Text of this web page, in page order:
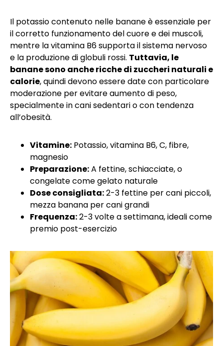
Il potassio contenuto nelle banane è essenziale per
il corretto funzionamento del cuore e dei muscoli,
mentre la vitamina B6 supporta il sistema nervoso
e la produzione di globuli rossi. Tuttavia, le
banane sono anche ricche di zuccheri naturali e
calorie, quindi devono essere date con particolare
moderazione per evitare aumento di peso,
specialmente in cani sedentari o con tendenza
all’obesità.
Vitamine: Potassio, vitamina B6, C, fibre,
magnesio
Preparazione:A fettine, schiacciate, o
congelate come gelato naturale
Dose consigliata:2-3 fettine per cani piccoli,
mezza banana per cani grandi
Frequenza:2-3 volte a settimana, ideali come
premio post-esercizio